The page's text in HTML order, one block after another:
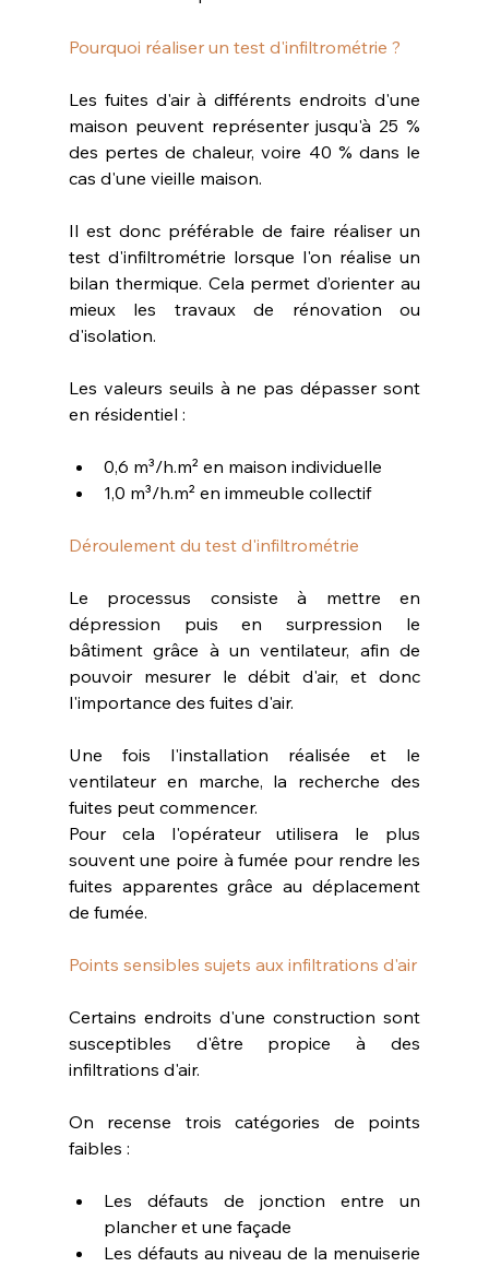
Pourquoi réaliser un test d'infiltrométrie ?
Les fuites d'air à différents endroits d'une
maison peuvent représenter jusqu'à 25 %
des pertes de chaleur, voire 40 % dans le
cas d'une vieille maison.
Il est donc préférable de faire réaliser un
test d'infiltrométrie lorsque l'on réalise un
bilan thermique. Cela permet d’orienter au
mieux les travaux de rénovation ou
d'isolation.
Les valeurs seuils à ne pas dépasser sont
en résidentiel :
0,6 m³/h.m² en maison individuelle
1,0 m³/h.m² en immeuble collectif
Déroulement du test d'infiltrométrie
Le processus consiste à mettre en
dépression puis en surpression le
bâtiment grâce à un ventilateur, afin de
pouvoir mesurer le débit d'air, et donc
l'importance des fuites d'air.
Une fois l'installation réalisée et le
ventilateur en marche, la recherche des
fuites peut commencer.
Pour cela l'opérateur utilisera le plus
souvent une poire à fumée pour rendre les
fuites apparentes grâce au déplacement
de fumée.
Points sensibles sujets aux infiltrations d'air
Certains endroits d'une construction sont
susceptibles d'être propice à des
infiltrations d'air.
On recense trois catégories de points
faibles :
Les défauts de jonction entre un
plancher et une façade
Les défauts au niveau de la menuiserie